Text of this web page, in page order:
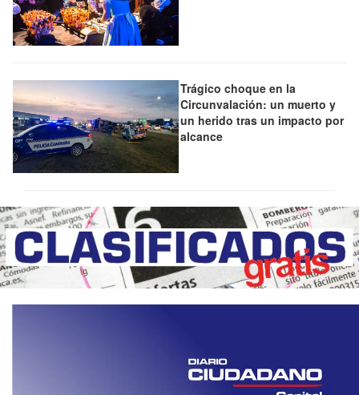
Trágico choque en la
Circunvalación: un muerto y
un herido tras un impacto por
alcance